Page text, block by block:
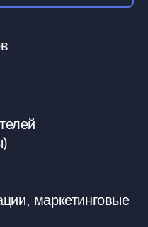
маркетинговые